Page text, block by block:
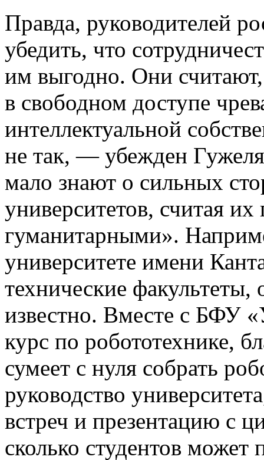
Правда, руководителей
убедить, что
им выгодно. Они
в свободном доступе
интеллектуальной
не так, — убежден
мало знают о сильных
университетов, считая
гуманитарными».
университете имени
технические
известно. Вместе с БФУ
курс по робототехнике,
сумеет с нуля собрать
руководство
встреч и презентацию с
сколько студентов может